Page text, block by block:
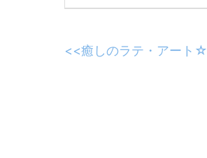
<<癒しのラテ・アート☆